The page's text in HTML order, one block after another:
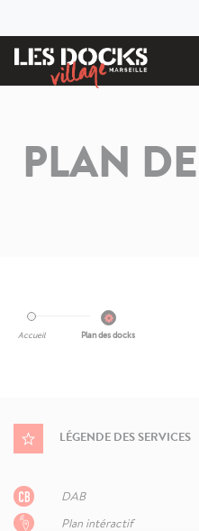
PLAN
Accueil Plan des docks
LÉGENDE DES SERVICES
DAB
Plan intéractif